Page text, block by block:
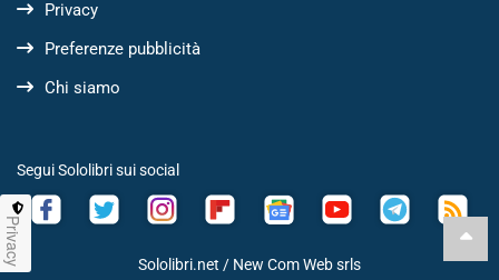
Privacy
Preferenze pubblicità
Chi siamo
Segui Sololibri sui social
Sololibri.net / New Com Web srls
Privacy